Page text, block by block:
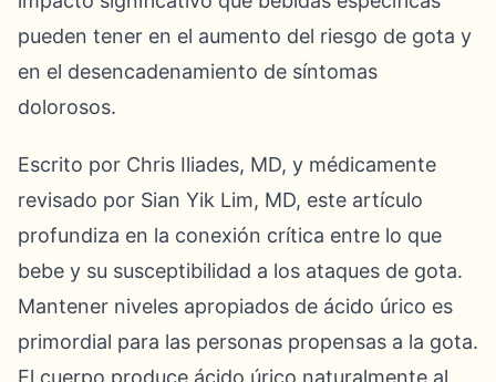
pueden tener en el aumento del riesgo de gota y
en el desencadenamiento de síntomas
dolorosos.
Escrito por Chris Iliades, MD, y médicamente
revisado por Sian Yik Lim, MD, este artículo
profundiza en la conexión crítica entre lo que
bebe y su susceptibilidad a los ataques de gota.
Mantener niveles apropiados de ácido úrico es
primordial para las personas propensas a la gota.
El cuerpo produce ácido úrico naturalmente al